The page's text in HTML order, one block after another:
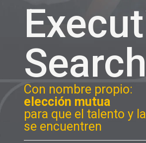
Search
Con nombre propio:
elección mutua
para que el talento y
se encuentren